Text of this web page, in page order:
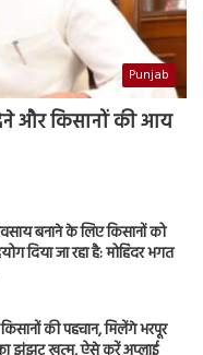
Punjab
और किसानों की आय
बनाने के लिए किसानों को
दिया जा रहा है: मोहिंदर भगत
की पहचान, मिलेंगे भरपूर